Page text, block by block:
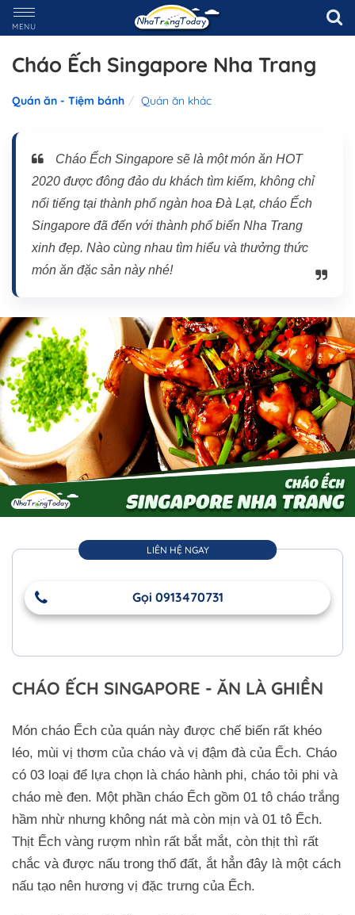
MENU
Cháo Ếch Singapore Nha Trang
Quán ăn - Tiệm bánh Quán ăn khác
Cháo Ếch Singapore sẽ là một món ăn HOT
2020 được đông đảo du khách tìm kiếm, không chỉ
nổi tiếng tại thành phố ngàn hoa Đà Lạt, cháo Ếch
Singapore đã đến với thành phố biển Nha Trang
xinh đẹp. Nào cùng nhau tìm hiểu và thưởng thức
món ăn đặc sản này nhé!
LIÊN HỆ NGAY
Gọi 0913470731
CHÁO ẾCH SINGAPORE - ĂN LÀ GHIỀN
Món cháo Ếch của quán này được chế biến rất khéo
léo, mùi vị thơm của cháo và vị đậm đà của Ếch. Cháo
có 03 loại để lựa chọn là cháo hành phi, cháo tỏi phi và
cháo mè đen. Một phần cháo Ếch gồm 01 tô cháo trắng
hầm nhừ nhưng không nát mà còn mịn và 01 tô Ếch.
Thịt Ếch vàng rượm nhìn rất bắt mắt, còn thịt thì rất
chắc và được nấu trong thố đất, ắt hẳn đây là một cách
nấu tạo nên hương vị đặc trưng của Ếch.